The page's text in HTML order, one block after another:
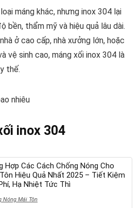
máng khác, nhưng inox 304 lại
bền, thẩm mỹ và hiệu quả lâu dài.
ở cao cấp, nhà xưởng lớn, hoặc
vệ sinh cao, máng xối inox 304 là
thế.
nhiêu
inox 304
Hợp Các Cách Chống Nóng Cho
Hiệu Quả Nhất 2025 – Tiết Kiệm
Hạ Nhiệt Tức Thì
Nóng Mái Tôn